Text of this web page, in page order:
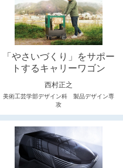
「やさいづくり」をサポー
トするキャリーワゴン
西村正之
美術工芸学部デザイン科 製品デザイン専
攻